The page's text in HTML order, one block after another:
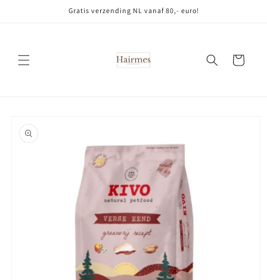
Gratis verzending NL vanaf 80,- euro!
Winkelwagen
direct naar